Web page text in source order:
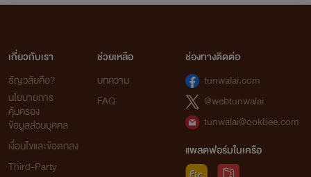
08:59
งู้ยยยย ขอให้อ่านด้วยความเพลิดเพลิน
เกี่ยวกับเรา
ธัญวลัยคือ?
นโยบายการ
คุ้มครอง
ข้อมูลส่วนบุคคล
เงื่อนไขและข้อตกลง
Third-Party
ช่วยเหลือ
บทความ
FAQ
ช่องทางติดต่อ
tunwalai.com
@webtunwalai
tunwalai@ookbee.com
แพลตฟอร์มในเครือ